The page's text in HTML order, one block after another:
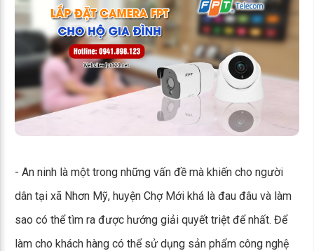
- An ninh là một trong những vấn đề mà khiến cho người
dân tại xã Nhơn Mỹ, huyện Chợ Mới khá là đau đâu và làm
sao có thể tìm ra được hướng giải quyết triệt để nhất. Để
làm cho khách hàng có thể sử dụng sản phẩm công nghệ